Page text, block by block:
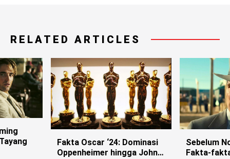
RELATED ARTICLES
Fakta Oscar ‘24: Dominasi
Oppenheimer hingga John
Sebelum
Fakta-